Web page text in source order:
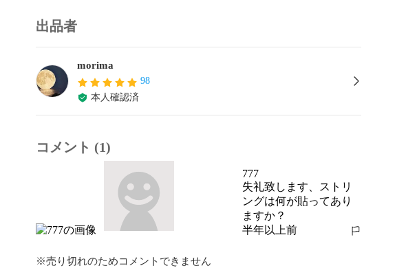
出品者
morima
98
本人確認済
コメント (1)
777
失礼致します、ストリ
ングは何が貼ってあり
ますか？
半年以上前
報告する
※売り切れのためコメントできません